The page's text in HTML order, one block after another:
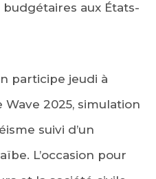
aux États-
participe jeudi à
Wave 2025, simulation
suivi d’un
L’occasion pour